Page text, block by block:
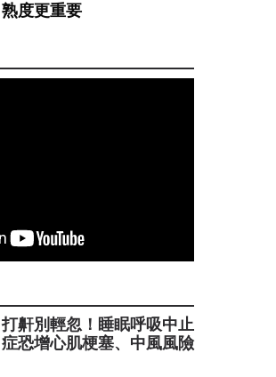
熟度更重要
打鼾別輕忽！睡眠呼吸中止
症恐增心肌梗塞、中風風險